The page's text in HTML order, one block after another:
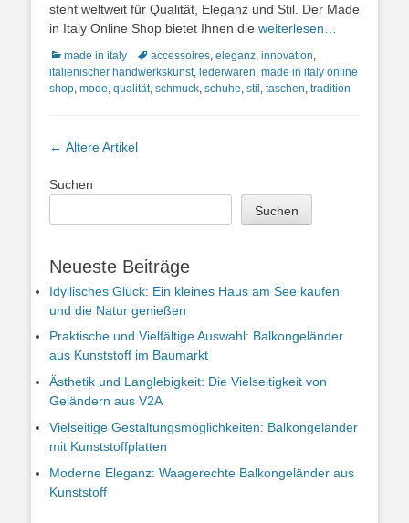
steht weltweit für Qualität, Eleganz und Stil. Der Made
in Italy Online Shop bietet Ihnen die weiterlesen…
Kategorien
made in italy Schlagworte
accessoires eleganz innovation
italienischer handwerkskunst, lederwaren made in italy online
shop mode qualität, schmuck schuhe stil taschen tradition
Artikel-
← Ältere Artikel
Suchen
Suchen
Neueste Beiträge
Idyllisches Glück: Ein kleines Haus am See kaufen
und die Natur genießen
Praktische und Vielfältige Auswahl: Balkongeländer
aus Kunststoff im Baumarkt
Ästhetik und Langlebigkeit: Die Vielseitigkeit von
Geländern aus V2A
Vielseitige Gestaltungsmöglichkeiten: Balkongeländer
mit Kunststoffplatten
Moderne Eleganz: Waagerechte Balkongeländer aus
Kunststoff